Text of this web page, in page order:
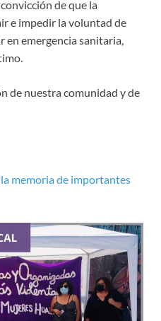
de que la
e impedir la voluntad de
en emergencia sanitaria,
de nuestra comunidad y de
memoria de importantes